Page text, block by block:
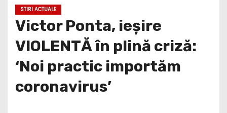
STIRI ACTUALE
Victor Ponta, ieșire
VIOLENTĂ în plină criză:
‘Noi practic importăm
coronavirus’